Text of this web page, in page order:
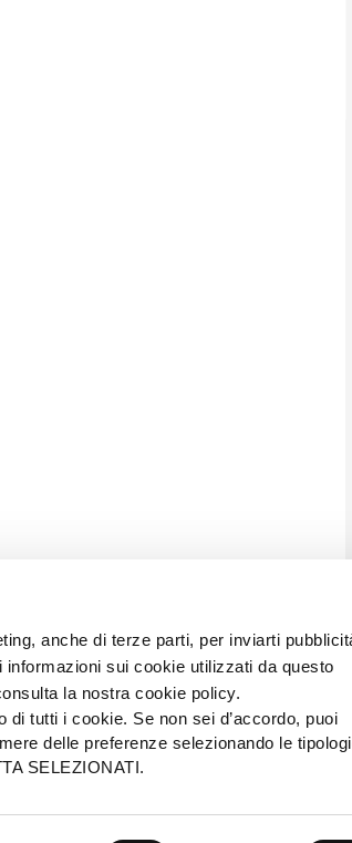
anche di terze parti, per inviarti
sui cookie utilizzati da questo
la nostra cookie policy.
di tutti i cookie. Se non sei d’accordo, puoi
delle preferenze selezionando le
SELEZIONATI.
PUBBLICITÀ
Tel + 39.045.8057523